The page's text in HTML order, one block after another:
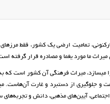
تمامیت ارضی یک کشور، فقط
ما مورد یغما و مصادره قرار گرفته
می­سازد، میراث فرهنگی آن کشور است که
و جلوگیری از دستبرد و غارت آن‌هاست.
آیین‌های مذهبی، دانش و تجربه‌های